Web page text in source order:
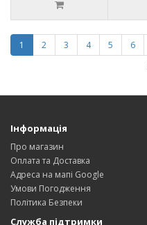
1 2 3 4 5 6
Інформація
Про магазин
Оплата та Доставка
Адреса на мапі Google
Умови Погодження
Політика Безпеки
Служба підтримки